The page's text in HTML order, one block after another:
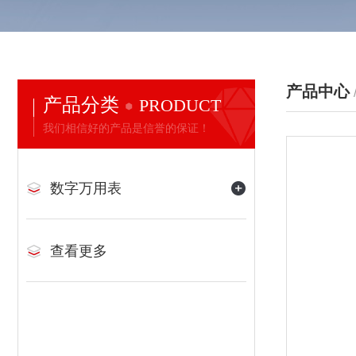
产品分类 PRODUCT
我们相信好的产品是信誉的保证！
数字万用表
查看更多
产品中心